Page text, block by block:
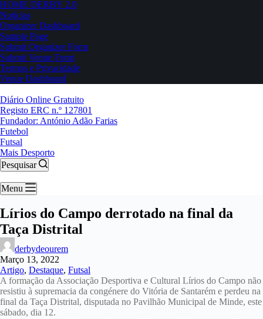
HOME DERBY 2.0
Notícias
Organizer Dashboard
Sample Page
Submit Organizer Form
Submit Venue Form
Termos e Privacidade
Venue Dashboard
Diário Online Gratuito
Registo ERC n.º 127801
Fundador: António Adão Farias
Futebol
Futsal
Mais Desporto
Pesquisar
Menu
Lírios do Campo derrotado na final da
Taça Distrital
derbydeourem
Março 13, 2022
Artigo, Destaque, Futsal
A formação da Associação Desportiva e Cultural Lírios do Campo não
resistiu à supremacia da congénere do Vitória de Santarém e perdeu na
final da Taça Distrital, disputada no Pavilhão Municipal de Minde, este
sábado, dia 12.